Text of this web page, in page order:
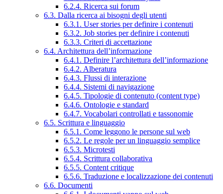
6.2.4. Ricerca sui forum
6.3. Dalla ricerca ai bisogni degli utenti
6.3.1. User stories per definire i contenuti
6.3.2. Job stories per definire i contenuti
6.3.3. Criteri di accettazione
6.4. Architettura dell’informazione
6.4.1. Definire l’architettura dell’informazione
6.4.2. Alberatura
6.4.3. Flussi di interazione
6.4.4. Sistemi di navigazione
6.4.5. Tipologie di contenuto (content type)
6.4.6. Ontologie e standard
6.4.7. Vocabolari controllati e tassonomie
6.5. Scrittura e linguaggio
6.5.1. Come leggono le persone sul web
6.5.2. Le regole per un linguaggio semplice
6.5.3. Microtesti
6.5.4. Scrittura collaborativa
6.5.5. Content critique
6.5.6. Traduzione e localizzazione dei contenuti
6.6. Documenti